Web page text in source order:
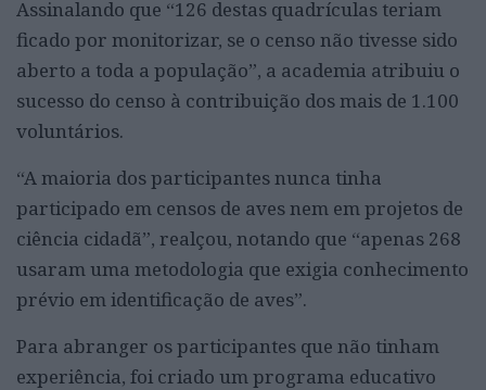
Assinalando que “126 destas quadrículas teriam
ficado por monitorizar, se o censo não tivesse sido
aberto a toda a população”, a academia atribuiu o
sucesso do censo à contribuição dos mais de 1.100
voluntários.
“A maioria dos participantes nunca tinha
participado em censos de aves nem em projetos de
ciência cidadã”, realçou, notando que “apenas 268
usaram uma metodologia que exigia conhecimento
prévio em identificação de aves”.
Para abranger os participantes que não tinham
experiência, foi criado um programa educativo